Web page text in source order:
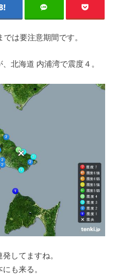
は要注意期間です。
北海道 内浦湾で震度４。
してますね。
も来る。